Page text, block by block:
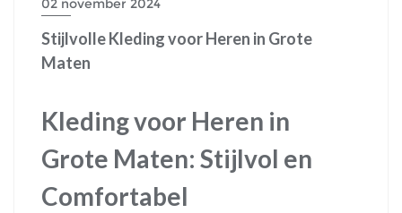
02 november 2024
Stijlvolle Kleding voor Heren in Grote
Maten
Kleding voor Heren in
Grote Maten: Stijlvol en
Comfortabel